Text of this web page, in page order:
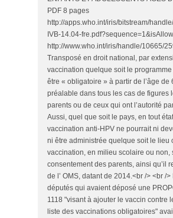
PDF 8 pages
http://apps.who.int/iris/bitstream/
IVB-14.04-
http://www.who.int/iris/handle/10665/
Transposé en droit national, par
vaccination quelque soit le
être « obligatoire » à partir de l’âge de
préalable dans tous les cas de figures
parents ou de ceux qui ont l’autorité
Aussi, quel que soit le pays, en tout
vaccination anti-HPV ne pourrait ni
ni être administrée quelque soit le lieu
vaccination, en milieu scolaire ou non,
consentement des parents, ainsi qu’il
de l’ OMS, datant de 2014.<br /> <br /
députés qui avaient déposé une
1118 "visant à ajouter le vaccin contre
liste des vaccinations obligatoires"